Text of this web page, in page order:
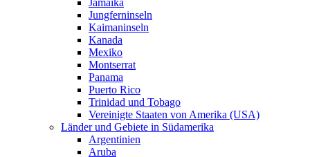
Jamaika
Jungferninseln
Kaimaninseln
Kanada
Mexiko
Montserrat
Panama
Puerto Rico
Trinidad und Tobago
Vereinigte Staaten von Amerika (USA)
Länder und Gebiete in Südamerika
Argentinien
Aruba